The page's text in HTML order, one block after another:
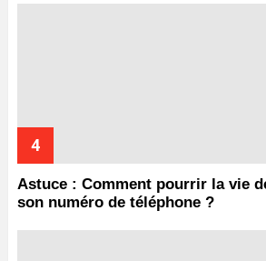
Astuce : Comment pourrir la vie
son numéro de téléphone ?